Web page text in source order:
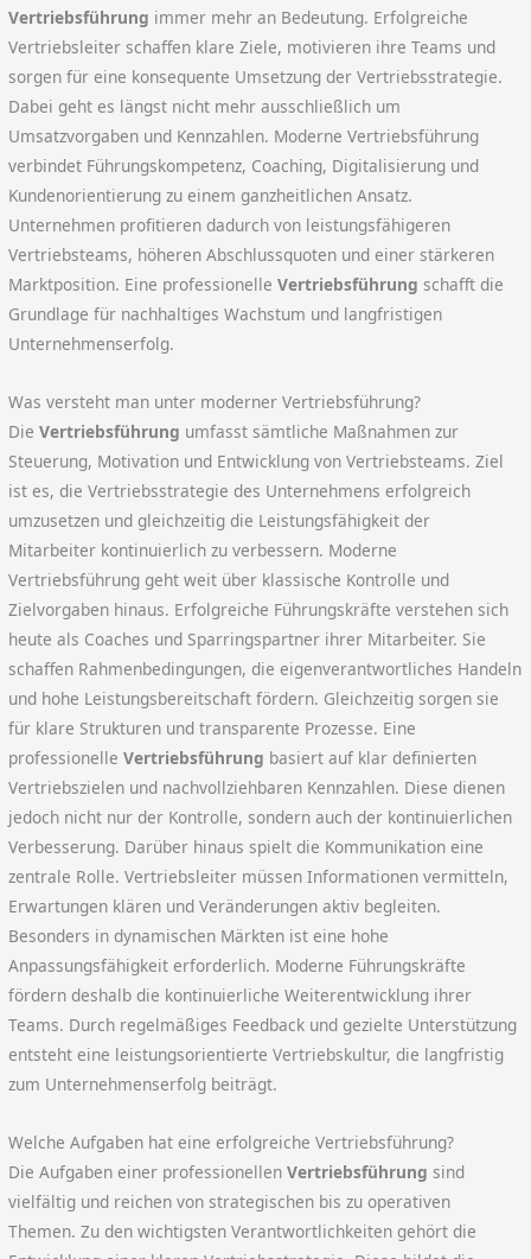
Vertriebsführung immer mehr an Bedeutung. Erfolgreiche
Vertriebsleiter schaffen klare Ziele, motivieren ihre Teams und
sorgen für eine konsequente Umsetzung der Vertriebsstrategie.
Dabei geht es längst nicht mehr ausschließlich um
Umsatzvorgaben und Kennzahlen. Moderne Vertriebsführung
verbindet Führungskompetenz, Coaching, Digitalisierung und
Kundenorientierung zu einem ganzheitlichen Ansatz.
Unternehmen profitieren dadurch von leistungsfähigeren
Vertriebsteams, höheren Abschlussquoten und einer stärkeren
Marktposition. Eine professionelleVertriebsführung schafft die
Grundlage für nachhaltiges Wachstum und langfristigen
Unternehmenserfolg.
Was versteht man unter moderner Vertriebsführung?
DieVertriebsführung umfasst sämtliche Maßnahmen zur
Steuerung, Motivation und Entwicklung von Vertriebsteams. Ziel
ist es, die Vertriebsstrategie des Unternehmens erfolgreich
umzusetzen und gleichzeitig die Leistungsfähigkeit der
Mitarbeiter kontinuierlich zu verbessern. Moderne
Vertriebsführung geht weit über klassische Kontrolle und
Zielvorgaben hinaus. Erfolgreiche Führungskräfte verstehen sich
heute als Coaches und Sparringspartner ihrer Mitarbeiter. Sie
schaffen Rahmenbedingungen, die eigenverantwortliches Handeln
und hohe Leistungsbereitschaft fördern. Gleichzeitig sorgen sie
für klare Strukturen und transparente Prozesse. Eine
professionelleVertriebsführung basiert auf klar definierten
Vertriebszielen und nachvollziehbaren Kennzahlen. Diese dienen
jedoch nicht nur der Kontrolle, sondern auch der kontinuierlichen
Verbesserung. Darüber hinaus spielt die Kommunikation eine
zentrale Rolle. Vertriebsleiter müssen Informationen vermitteln,
Erwartungen klären und Veränderungen aktiv begleiten.
Besonders in dynamischen Märkten ist eine hohe
Anpassungsfähigkeit erforderlich. Moderne Führungskräfte
fördern deshalb die kontinuierliche Weiterentwicklung ihrer
Teams. Durch regelmäßiges Feedback und gezielte Unterstützung
entsteht eine leistungsorientierte Vertriebskultur, die langfristig
zum Unternehmenserfolg beiträgt.
Welche Aufgaben hat eine erfolgreiche Vertriebsführung?
Die Aufgaben einer professionellenVertriebsführung sind
vielfältig und reichen von strategischen bis zu operativen
Themen. Zu den wichtigsten Verantwortlichkeiten gehört die